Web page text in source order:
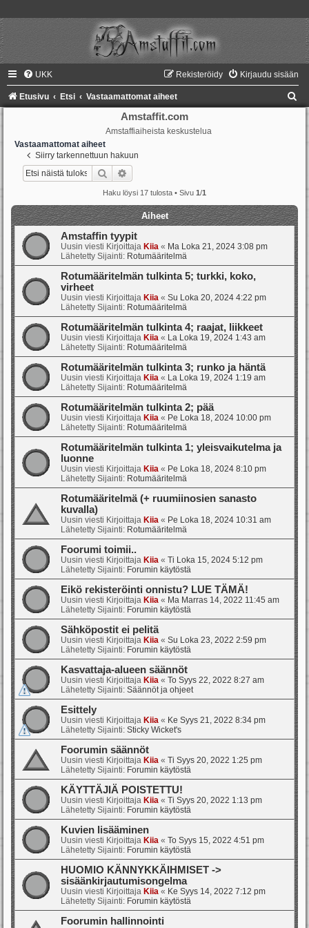
UKK Kirjaudu sisään
Rekisteröidy
Etusivu Etsi Vastaamattomat aiheet
Amstaffit.com
Amstaffiaiheista keskustelua
Vastaamattomat aiheet
Siirry tarkennettuun hakuun
Etsi
Haku löysi 17 tulosta • Sivu 1/1
Aiheet
Amstaffin tyypit
Uusin viesti Kirjoittaja Kiia « Ma Loka 21, 2024 3:08 pm
Lähetetty Sijainti: Rotumääritelmä
Rotumääritelmän tulkinta 5; turkki, koko,
virheet
Uusin viesti Kirjoittaja Kiia « Su Loka 20, 2024 4:22 pm
Lähetetty Sijainti: Rotumääritelmä
Rotumääritelmän tulkinta 4; raajat, liikkeet
Uusin viesti Kirjoittaja Kiia « La Loka 19, 2024 1:43 am
Lähetetty Sijainti: Rotumääritelmä
Rotumääritelmän tulkinta 3; runko ja häntä
Uusin viesti Kirjoittaja Kiia « La Loka 19, 2024 1:19 am
Lähetetty Sijainti: Rotumääritelmä
Rotumääritelmän tulkinta 2; pää
Uusin viesti Kirjoittaja Kiia « Pe Loka 18, 2024 10:00 pm
Lähetetty Sijainti: Rotumääritelmä
Rotumääritelmän tulkinta 1; yleisvaikutelma ja
luonne
Uusin viesti Kirjoittaja Kiia « Pe Loka 18, 2024 8:10 pm
Lähetetty Sijainti: Rotumääritelmä
Rotumääritelmä (+ ruumiinosien sanasto
kuvalla)
Uusin viesti Kirjoittaja Kiia « Pe Loka 18, 2024 10:31 am
Lähetetty Sijainti: Rotumääritelmä
Foorumi toimii..
Uusin viesti Kirjoittaja Kiia « Ti Loka 15, 2024 5:12 pm
Lähetetty Sijainti: Forumin käytöstä
Eikö rekisteröinti onnistu? LUE TÄMÄ!
Uusin viesti Kirjoittaja Kiia « Ma Marras 14, 2022 11:45 am
Lähetetty Sijainti: Forumin käytöstä
Sähköpostit ei pelitä
Uusin viesti Kirjoittaja Kiia « Su Loka 23, 2022 2:59 pm
Lähetetty Sijainti: Forumin käytöstä
Kasvattaja-alueen säännöt
Uusin viesti Kirjoittaja Kiia « To Syys 22, 2022 8:27 am
Lähetetty Sijainti: Säännöt ja ohjeet
Esittely
Uusin viesti Kirjoittaja Kiia « Ke Syys 21, 2022 8:34 pm
Lähetetty Sijainti: Sticky Wicket's
Foorumin säännöt
Uusin viesti Kirjoittaja Kiia « Ti Syys 20, 2022 1:25 pm
Lähetetty Sijainti: Forumin käytöstä
KÄYTTÄJIÄ POISTETTU!
Uusin viesti Kirjoittaja Kiia « Ti Syys 20, 2022 1:13 pm
Lähetetty Sijainti: Forumin käytöstä
Kuvien lisääminen
Uusin viesti Kirjoittaja Kiia « To Syys 15, 2022 4:51 pm
Lähetetty Sijainti: Forumin käytöstä
HUOMIO KÄNNYKKÄIHMISET ->
sisäänkirjautumisongelma
Uusin viesti Kirjoittaja Kiia « Ke Syys 14, 2022 7:12 pm
Lähetetty Sijainti: Forumin käytöstä
Foorumin hallinnointi